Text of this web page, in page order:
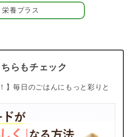
栄養プラス
らもチェック
毎日のごはんにもっと彩りと